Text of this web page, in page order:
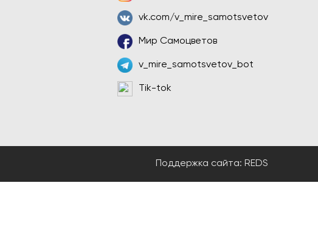
vk.com/v_mire_samotsvetov
Мир Самоцветов
v_mire_samotsvetov_bot
Tik-tok
Поддержка сайта: REDS